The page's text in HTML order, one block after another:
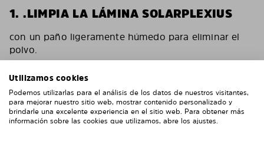
1. .LIMPIA LA LÁMINA SOLARPLEXIUS
con un paño ligeramente húmedo para eliminar el
polvo.
Utilizamos cookies
Podemos utilizarlas para el análisis de los datos de nuestros visitantes,
para mejorar nuestro sitio web, mostrar contenido personalizado y
brindarle una excelente experiencia en el sitio web. Para obtener más
información sobre las cookies que utilizamos, abre los ajustes.